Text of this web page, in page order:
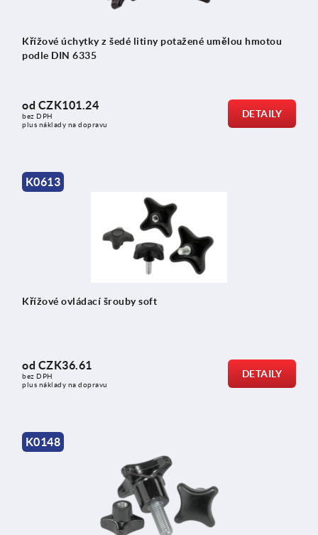
Křížové úchytky z šedé litiny potažené umělou hmotou
podle DIN 6335
od CZK101.24
bez DPH
plus náklady na dopravu
DETAILY
K0613
Křížové ovládací šrouby soft
od CZK36.61
bez DPH
plus náklady na dopravu
DETAILY
K0148